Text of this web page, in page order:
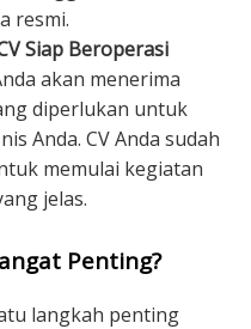
resmi.
Siap Beroperasi
akan menerima
diperlukan untuk
Anda. CV Anda sudah
memulai kegiatan
jelas.
Penting?
langkah penting